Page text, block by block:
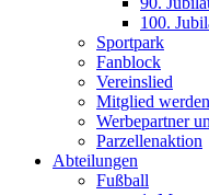
100.
Sportpark
Fanblock
Vereinslied
Mitglied werden
Werbepartner
Parzellenaktion
Abteilungen
Fußball